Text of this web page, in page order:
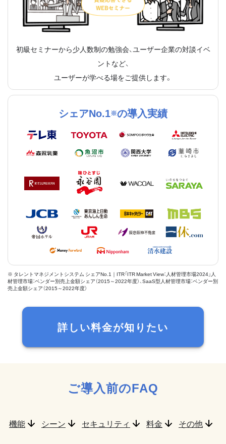
初級セミナーから少人数制の勉強会、ユーザー企業の対談イベ
ントなど、
ユーザーが学べる場をご提供します。
シェアNo.1※の導入実績
※ タレントマネジメントシステム シェアNo.1｜ITR「ITR Market View：人材管理市場2024」人
材管理市場：ベンダー別売上金額シェア（2015～2022年度）、SaaS型人材管理市場：ベンダー別
売上金額シェア（2015～2022年度）
詳しい料金が知りたい
ご導入前のFAQ
機能 シーン セキュリティ 料金 その他